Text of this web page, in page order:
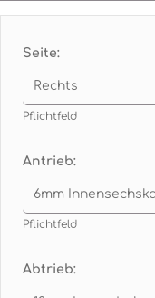
Seite:
Pflichtfeld
Antrieb:
Pflichtfeld
Abtrieb: